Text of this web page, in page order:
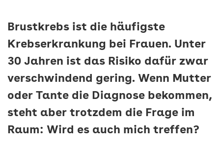
Brustkrebs ist die häufigste
Krebserkrankung bei Frauen. Unter
30 Jahren ist das Risiko dafür zwar
verschwindend gering. Wenn Mutter
oder Tante die Diagnose bekommen,
steht aber trotzdem die Frage im
Raum: Wird es auch mich treffen?